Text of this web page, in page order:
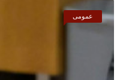
عمومی